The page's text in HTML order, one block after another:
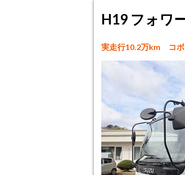
H19 フォワ
実走行10.2万km コ